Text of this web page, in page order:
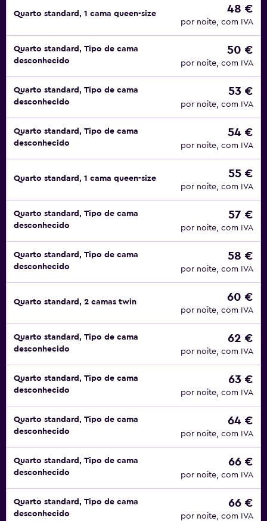
Quarto standard, 1 cama queen-size 48 €
por noite, com IVA
Quarto standard, Tipo de cama
desconhecido
50 €
por noite, com IVA
Quarto standard, Tipo de cama
desconhecido
53 €
por noite, com IVA
Quarto standard, Tipo de cama
desconhecido
54 €
por noite, com IVA
Quarto standard, 1 cama queen-size 55 €
por noite, com IVA
Quarto standard, Tipo de cama
desconhecido
57 €
por noite, com IVA
Quarto standard, Tipo de cama
desconhecido
58 €
por noite, com IVA
Quarto standard, 2 camas twin 60 €
por noite, com IVA
Quarto standard, Tipo de cama
desconhecido
62 €
por noite, com IVA
Quarto standard, Tipo de cama
desconhecido
63 €
por noite, com IVA
Quarto standard, Tipo de cama
desconhecido
64 €
por noite, com IVA
Quarto standard, Tipo de cama
desconhecido
66 €
por noite, com IVA
Quarto standard, Tipo de cama
desconhecido
66 €
por noite, com IVA